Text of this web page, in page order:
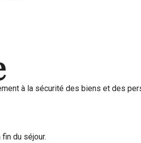
à la sécurité des biens et des
du séjour.